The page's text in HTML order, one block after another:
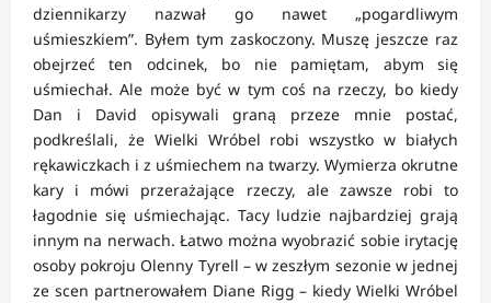
dziennikarzy nazwał go nawet „pogardliwym
uśmieszkiem”. Byłem tym zaskoczony. Muszę jeszcze raz
obejrzeć ten odcinek, bo nie pamiętam, abym się
uśmiechał. Ale może być w tym coś na rzeczy, bo kiedy
Dan i David opisywali graną przeze mnie postać,
podkreślali, że Wielki Wróbel robi wszystko w białych
rękawiczkach i z uśmiechem na twarzy. Wymierza okrutne
kary i mówi przerażające rzeczy, ale zawsze robi to
łagodnie się uśmiechając. Tacy ludzie najbardziej grają
innym na nerwach. Łatwo można wyobrazić sobie irytację
osoby pokroju Olenny Tyrell – w zeszłym sezonie w jednej
ze scen partnerowałem Diane Rigg – kiedy Wielki Wróbel